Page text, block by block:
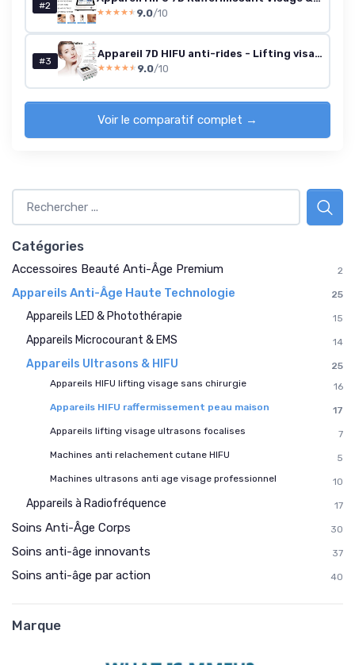
#2
★★★★★
★★★★★ 9.0/10
#3
Appareil 7D HIFU anti-rides - Lifting visage & corps (3 têtes)
★★★★★
★★★★★ 9.0/10
Voir le comparatif complet →
Catégories
Accessoires Beauté Anti-Âge Premium 2
Appareils Anti-Âge Haute Technologie 25
Appareils LED & Photothérapie 15
Appareils Microcourant & EMS 14
Appareils Ultrasons & HIFU
25
Appareils HIFU lifting visage sans chirurgie
16
Appareils HIFU raffermissement peau maison
17
Appareils lifting visage ultrasons focalises
7
Machines anti relachement cutane HIFU
5
Machines ultrasons anti age visage professionnel
10
Appareils à Radiofréquence 17
Soins Anti-Âge Corps 30
Soins anti-âge innovants 37
Soins anti-âge par action 40
Marque